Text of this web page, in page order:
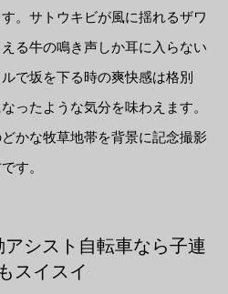
。サトウキビが風に揺れるザワ
る牛の鳴き声しか耳に入らない
で坂を下る時の爽快感は格別
ったような気分を味わえます。
かな牧草地帯を背景に記念撮影
す。
シスト自転車なら子連
スイスイ